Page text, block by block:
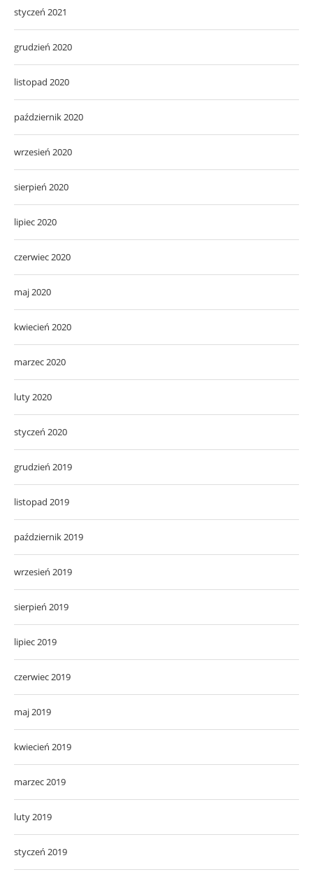
styczeń 2021
grudzień 2020
listopad 2020
październik 2020
wrzesień 2020
sierpień 2020
lipiec 2020
czerwiec 2020
maj 2020
kwiecień 2020
marzec 2020
luty 2020
styczeń 2020
grudzień 2019
listopad 2019
październik 2019
wrzesień 2019
sierpień 2019
lipiec 2019
czerwiec 2019
maj 2019
kwiecień 2019
marzec 2019
luty 2019
styczeń 2019